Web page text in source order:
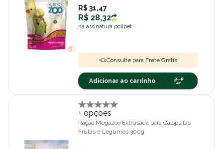
R$ 31,47
R$ 28,32
na assinatura polipet
Consulte para Frete Grátis
Adicionar ao carrinho
+ opções
Ração Megazoo Extrusada para Calopsitas
Frutas e Legumes 300g